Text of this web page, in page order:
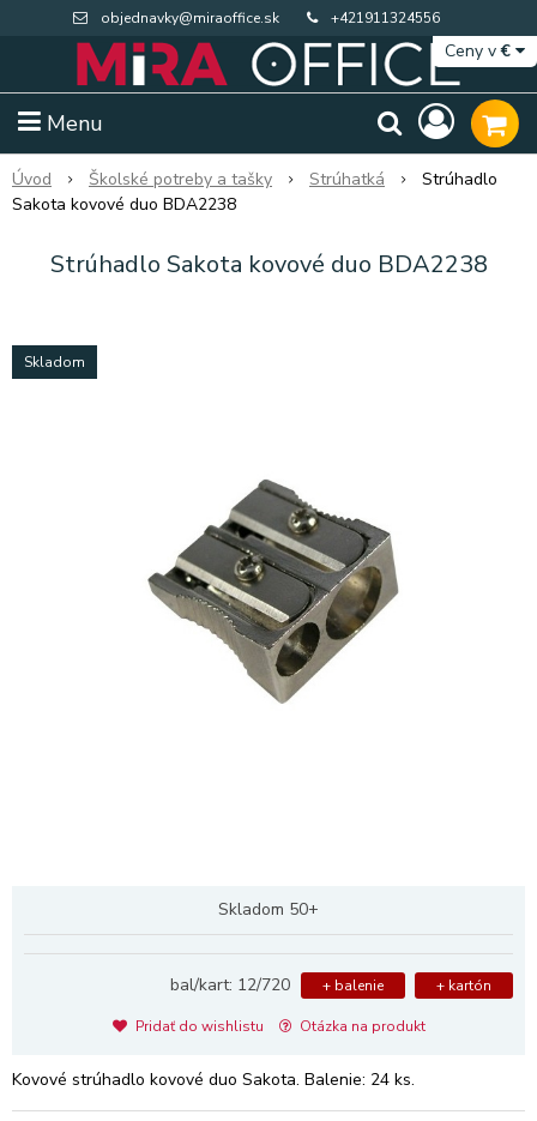
objednavky@miraoffice.sk +421911324556
Menu
Ceny v€
Úvod Školské potreby a tašky Strúhatká
Strúhadlo
Sakota kovové duo BDA2238
Strúhadlo Sakota kovové duo BDA2238
Skladom
Skladom 50+
bal/kart: 12/720 + balenie + kartón
Pridať do wishlistu Otázka na produkt
Kovové strúhadlo kovové duo Sakota. Balenie: 24 ks.